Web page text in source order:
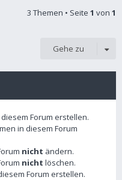
3 Themen • Seite 1 von 1
Gehe zu
Forum erstellen.
in diesem Forum
nicht ändern.
nicht löschen.
Forum erstellen.